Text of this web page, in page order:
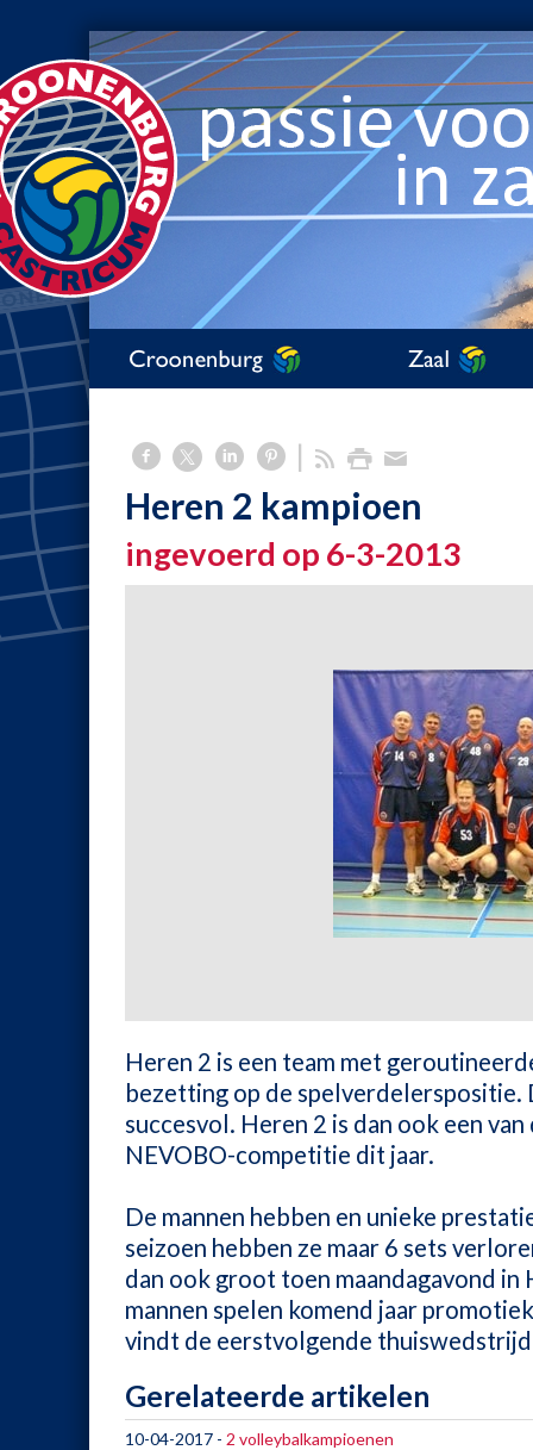
Heren 2 kampioen
ingevoerd op 6-3-2013
Heren 2 is een team met
bezetting op de spelverdelerspositie.
succesvol. Heren 2 is dan ook een
NEVOBO-competitie dit jaar.
De mannen hebben en unieke
seizoen hebben ze maar 6 sets
dan ook groot toen maandagavond in
mannen spelen komend jaar
vindt de eerstvolgende
Gerelateerde artikelen
10-04-2017 - 2 volleybalkampioenen